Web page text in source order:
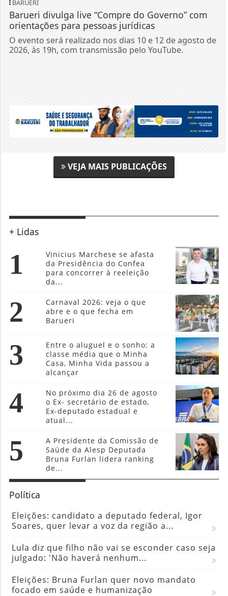
BARUERI
Barueri divulga live “Compre do Governo” com
orientações para pessoas jurídicas
O evento será realizado nos dias 10 e 12 de agosto de
2026, às 19h, com transmissão pelo YouTube.
VEJA MAIS PUBLICAÇÕES
+ Lidas
1
Vinicius Marchese se afasta
da Presidência do Confea
para concorrer à reeleição
da...
2
Carnaval 2026: veja o que
abre e o que fecha em
Barueri
3
Entre o aluguel e o sonho: a
classe média que o Minha
Casa, Minha Vida passou a
alcançar
4
No próximo dia 26 de agosto
o Ex- secretário de estado,
Ex-deputado estadual e
atual...
5
A Presidente da Comissão de
Saúde da Alesp Deputada
Bruna Furlan lidera ranking
de...
Política
Eleições: candidato a deputado federal, Igor
Soares, quer levar a voz da região a...
Lula diz que filho não vai se esconder caso seja
julgado: 'Não haverá nenhum...
Eleições: Bruna Furlan quer novo mandato
focado em saúde e humanização